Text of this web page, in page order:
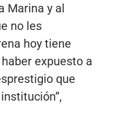
Marina y al
no les
hoy tiene
expuesto a
que